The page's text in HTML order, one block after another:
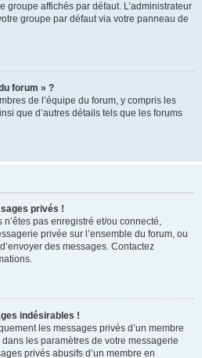
groupe affichés par défaut. L’administrateur
groupe par défaut via votre panneau de
forum » ?
de l’équipe du forum, y compris les
que d’autres détails tels que les forums
privés !
n’êtes pas enregistré et/ou connecté,
privée sur l’ensemble du forum, ou
des messages. Contactez
indésirables !
les messages privés d’un membre
les paramètres de votre messagerie
privés abusifs d’un membre en